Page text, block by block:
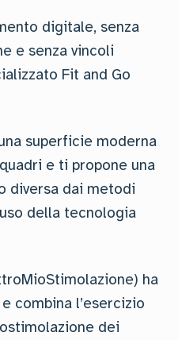
digitale, senza
e senza vincoli
Fit and Go
superficie moderna
e ti propone una
diversa dai metodi
della tecnologia
ha
combina l’esercizio
dei